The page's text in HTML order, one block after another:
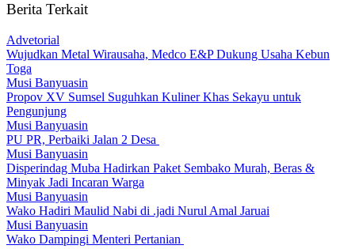
Berita Terkait
Advetorial
Wujudkan Metal Wirausaha, Medco E&P Dukung Usaha Kebun
Toga
Musi Banyuasin
Propov XV Sumsel Suguhkan Kuliner Khas Sekayu untuk
Pengunjung
Musi Banyuasin
PU PR, Perbaiki Jalan 2 Desa
Musi Banyuasin
Disperindag Muba Hadirkan Paket Sembako Murah, Beras &
Minyak Jadi Incaran Warga
Musi Banyuasin
Wako Hadiri Maulid Nabi di .jadi Nurul Amal Jaruai
Musi Banyuasin
Wako Dampingi Menteri Pertanian